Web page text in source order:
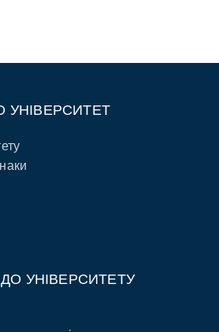
УНІВЕРСИТЕТ
УНІВЕРСИТЕТУ